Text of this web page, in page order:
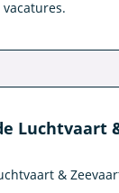
Luchtvaart
&